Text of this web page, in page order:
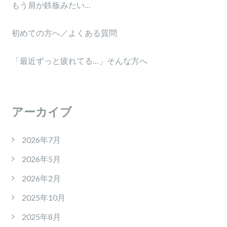
もう肩が鉄板みたい…
初めての方へ／よくある質問
「最近ずっと疲れてる…」そんな方へ
アーカイブ
2026年7月
2026年5月
2026年2月
2025年10月
2025年8月